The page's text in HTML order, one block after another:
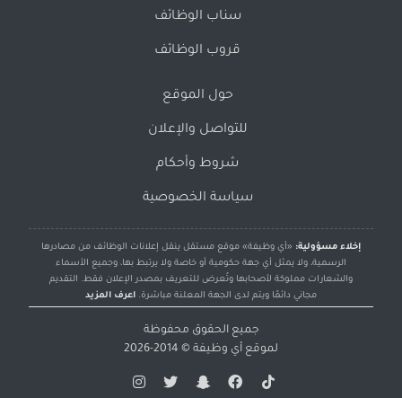
سناب الوظائف
قروب الوظائف
حول الموقع
للتواصل والإعلان
شروط وأحكام
سياسة الخصوصية
إخلاء مسؤولية: «أي وظيفة» موقع مستقل ينقل إعلانات الوظائف من مصادرها
الرسمية، ولا يمثل أي جهة حكومية أو خاصة ولا يرتبط بها، وجميع الأسماء
والشعارات مملوكة لأصحابها وتُعرض للتعريف بمصدر الإعلان فقط. التقديم
مجاني دائمًا ويتم لدى الجهة المعلنة مباشرة. اعرف المزيد
جميع الحقوق محفوظة
لموقع أي وظيفة © 2014-2026